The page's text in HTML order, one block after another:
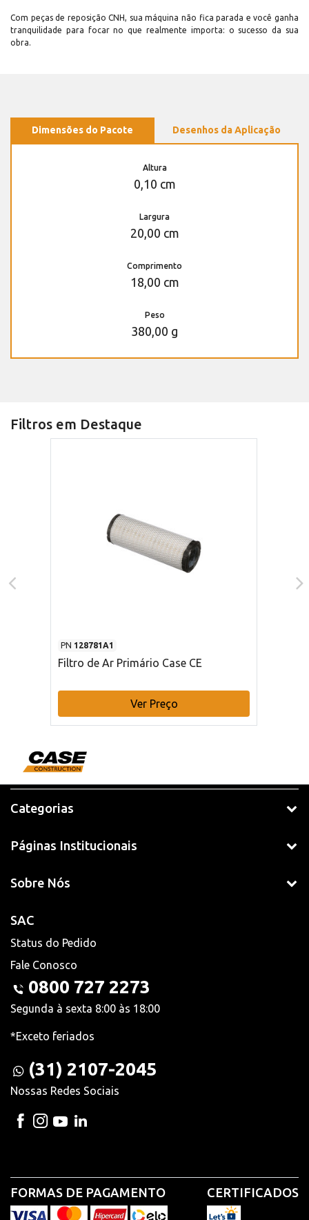
Com peças de reposição CNH, sua máquina não fica parada e você ganha
tranquilidade para focar no que realmente importa: o sucesso da sua
obra.
Dimensões do Pacote Desenhos da Aplicação
Altura
0,10 cm
Largura
20,00 cm
Comprimento
18,00 cm
Peso
380,00 g
Filtros em Destaque
PN 128781A1
Filtro de Ar Primário Case CE
Ver Preço
Categorias
Páginas Institucionais
Sobre Nós
SAC
Status do Pedido
Fale Conosco
0800 727 2273
Segunda à sexta 8:00 às 18:00
*Exceto feriados
(31) 2107-2045
Nossas Redes Sociais
FORMAS DE PAGAMENTO CERTIFICADOS